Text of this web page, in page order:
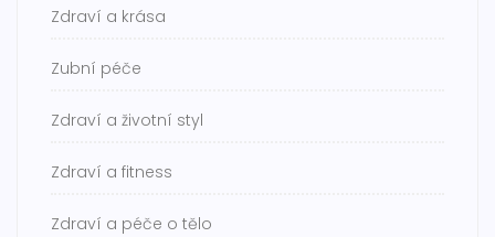
Zdraví a krása
Zubní péče
Zdraví a životní styl
Zdraví a fitness
Zdraví a péče o tělo